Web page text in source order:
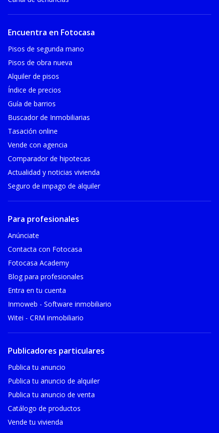
Encuentra en Fotocasa
Pisos de segunda mano
Pisos de obra nueva
Alquiler de pisos
Índice de precios
Guía de barrios
Buscador de Inmobiliarias
Tasación online
Vende con agencia
Comparador de hipotecas
Actualidad y noticias vivienda
Seguro de impago de alquiler
Para profesionales
Anúnciate
Contacta con Fotocasa
Fotocasa Academy
Blog para profesionales
Entra en tu cuenta
Inmoweb - Software inmobiliario
Witei - CRM inmobiliario
Publicadores particulares
Publica tu anuncio
Publica tu anuncio de alquiler
Publica tu anuncio de venta
Catálogo de productos
Vende tu vivienda